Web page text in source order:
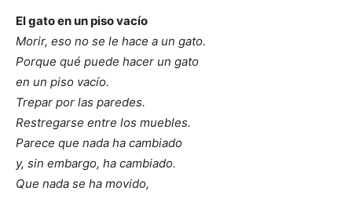
El gato en un piso vacío
Morir, eso no se le hace a un gato.
Porque qué puede hacer un gato
en un piso vacío.
Trepar por las paredes.
Restregarse entre los muebles.
Parece que nada ha cambiado
y, sin embargo, ha cambiado.
Que nada se ha movido,